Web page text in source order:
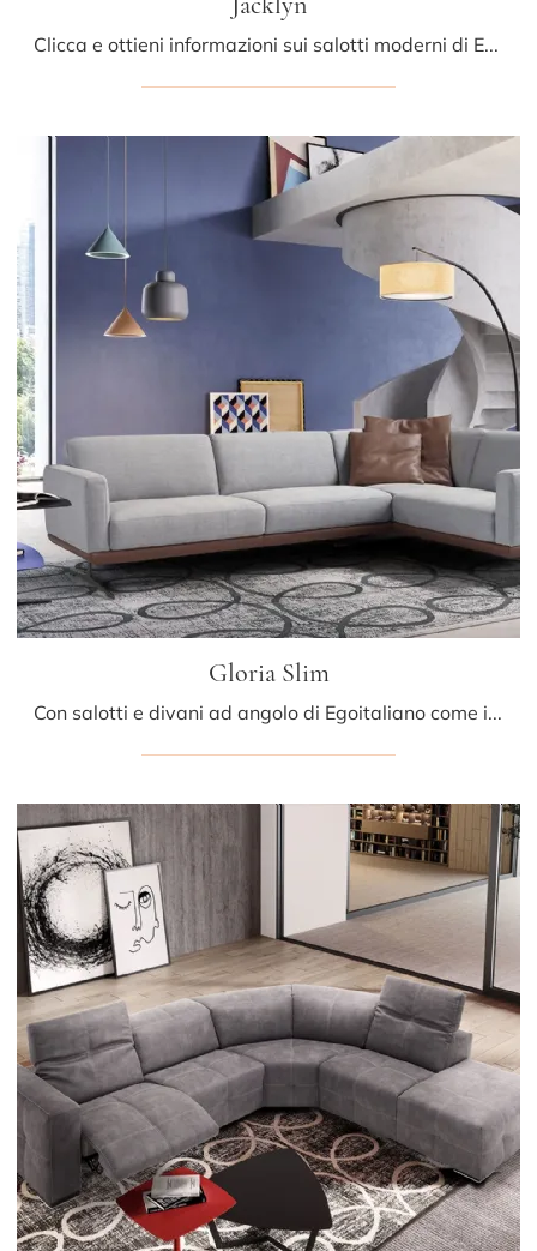
Clicca e ottieni informazioni sui salotti moderni di Egoitaliano! Differenti modelli di divani, come Jacklyn, ti attendono.
Gloria Slim
Con salotti e divani ad angolo di Egoitaliano come il modello Gloria Slim in tessuto, potrai ultimare il tuo concept d'arredo.